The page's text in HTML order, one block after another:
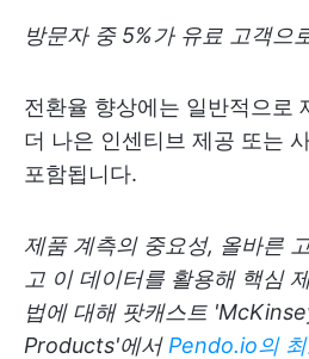
방문자 중 5%가 유료 고객으
전환율 향상에는 일반적으로
더 나은 인센티브 제공 또는
포함됩니다.
제품 계측의 중요성, 올바른
고 이 데이터를 활용해 핵심
법에 대해 팟캐스트
Products'에서 Pendo.io의